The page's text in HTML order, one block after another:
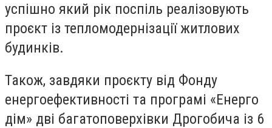
успішно який рік поспіль реалізовують
проєкт із тепломодернізації житлових
будинків.
Також, завдяки проєкту від Фонду
енергоефективності та програмі «Енерго
дім» дві багатоповерхівки Дрогобича із 6